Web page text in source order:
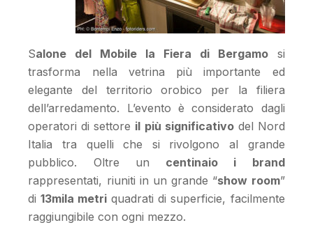
Salone del Mobile la Fiera di Bergamosi
trasforma nella vetrina più importante ed
elegante del territorio orobico per la filiera
dell’arredamento. L’evento è considerato dagli
operatori di settore il più significativodel Nord
Italia tra quelli che si rivolgono al grande
pubblico. Oltre un centinaio i brand
rappresentati, riuniti in un grande “show room”
di 13mila metriquadrati di superficie, facilmente
raggiungibile con ogni mezzo.